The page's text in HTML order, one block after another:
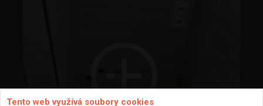
Tento web využívá soubory cookies